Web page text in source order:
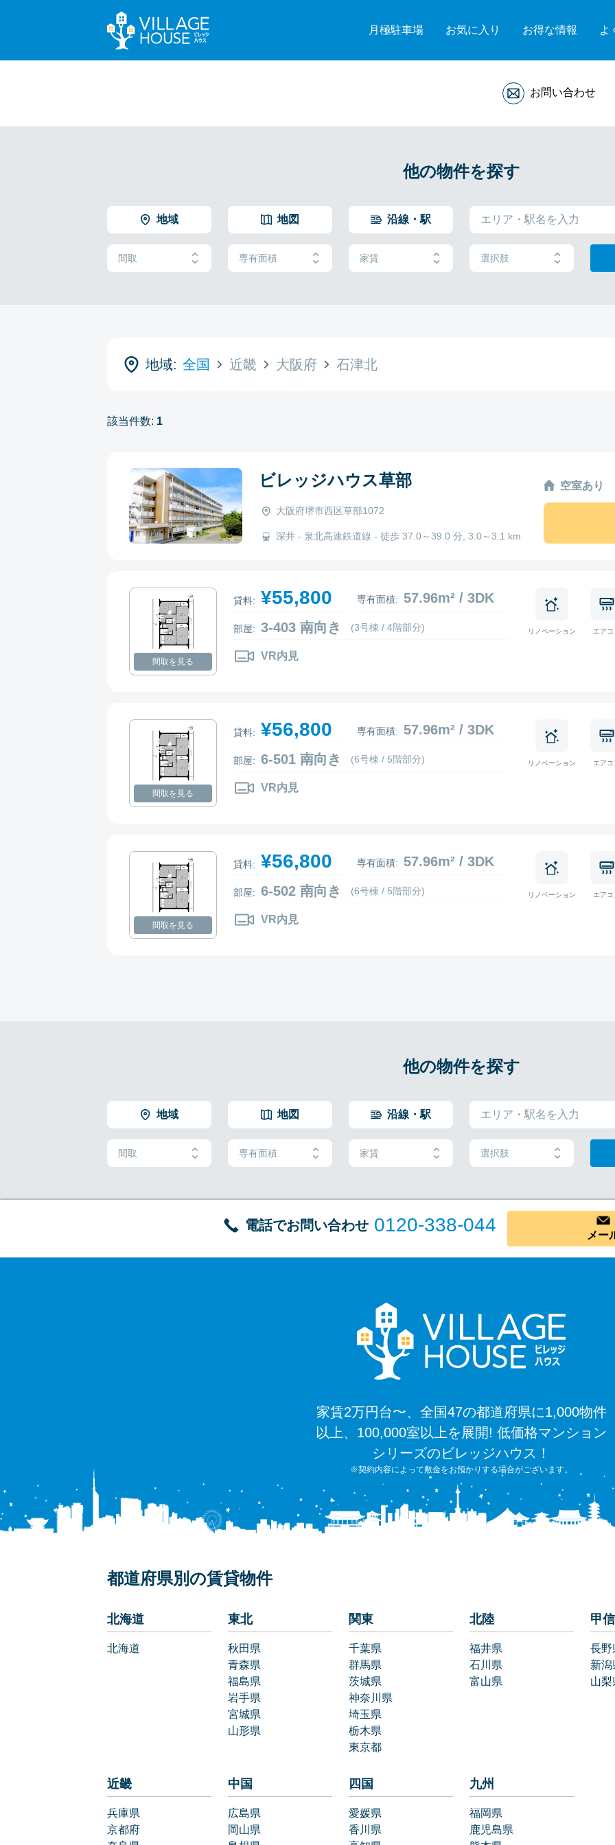
月極駐車場 お気に入り お得な情報 よ
お問い合わせ
他の物件を探す
地域 地図 沿線・駅
間取 専有面積 家賃 選択肢
地域: 全国 近畿 大阪府 石津北
該当件数: 1
ビレッジハウス草部
大阪府堺市西区草部1072
深井 - 泉北高速鉄道線 - 徒歩 37.0～39.0 分, 3.0～3.1 km
空室あり
間取を見る
貸料: ¥55,800 専有面積: 57.96m² / 3DK
部屋: 3-403 南向き (3号棟 / 4階部分)
VR内見
リノベーション エアコ
間取を見る
貸料: ¥56,800 専有面積: 57.96m² / 3DK
部屋: 6-501 南向き (6号棟 / 5階部分)
VR内見
リノベーション エアコ
間取を見る
貸料: ¥56,800 専有面積: 57.96m² / 3DK
部屋: 6-502 南向き (6号棟 / 5階部分)
VR内見
リノベーション エアコ
他の物件を探す
地域 地図 沿線・駅
間取 専有面積 家賃 選択肢
電話でお問い合わせ 0120-338-044 メー
家賃2万円台〜、全国47の都道府県に1,000物件
以上、100,000室以上を展開! 低価格マンション
シリーズのビレッジハウス！
※契約内容によって敷金をお預かりする場合がございます。
都道府県別の賃貸物件
北海道
北海道
東北
秋田県
青森県
福島県
岩手県
宮城県
山形県
関東
千葉県
群馬県
茨城県
神奈川県
埼玉県
栃木県
東京都
北陸
福井県
石川県
富山県
甲
長野
新潟
山梨
近畿
兵庫県
京都府
中国
広島県
岡山県
四国
愛媛県
香川県
九州
福岡県
鹿児島県